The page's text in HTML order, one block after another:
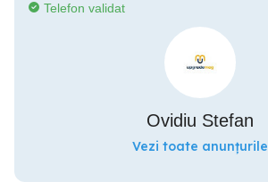
Telefon validat
Ovidiu Stefan
Vezi toate anunțurile